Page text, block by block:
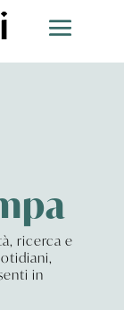
ricerca e
in